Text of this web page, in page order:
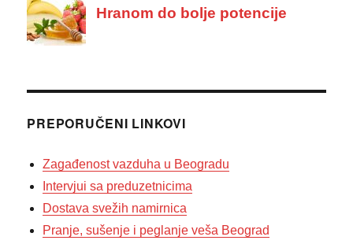
PREPORUČENI LINKOVI
Zagađenost vazduha u Beogradu
Intervjui sa preduzetnicima
Dostava svežih namirnica
Pranje, sušenje i peglanje veša Beograd